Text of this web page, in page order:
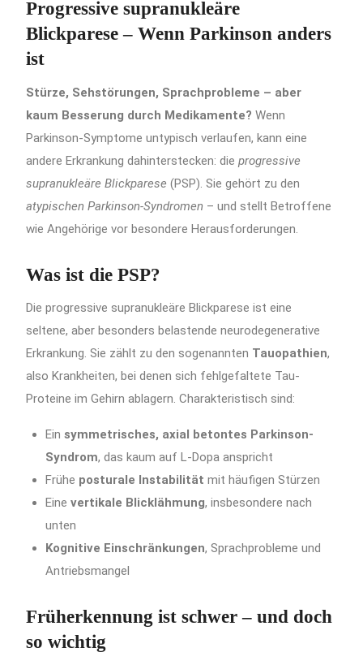
Progressive supranukleäre
Blickparese – Wenn Parkinson anders
ist
Stürze, Sehstörungen, Sprachprobleme – aber
kaum Besserung durch Medikamente? Wenn
Parkinson-Symptome untypisch verlaufen, kann eine
andere Erkrankung dahinterstecken: dieprogressive
supranukleäre Blickparese (PSP). Sie gehört zu den
atypischen Parkinson-Syndromen – und stellt Betroffene
wie Angehörige vor besondere Herausforderungen.
Was ist die PSP?
Die progressive supranukleäre Blickparese ist eine
seltene, aber besonders belastende neurodegenerative
Erkrankung. Sie zählt zu den sogenannten Tauopathien,
also Krankheiten, bei denen sich fehlgefaltete Tau-
Proteine im Gehirn ablagern. Charakteristisch sind:
Einsymmetrisches, axial betontes Parkinson-
Syndrom, das kaum auf L-Dopa anspricht
Frühe posturale Instabilität mit häufigen Stürzen
Einevertikale Blicklähmung, insbesondere nach
unten
Kognitive Einschränkungen, Sprachprobleme und
Antriebsmangel
Früherkennung ist schwer – und doch
so wichtig